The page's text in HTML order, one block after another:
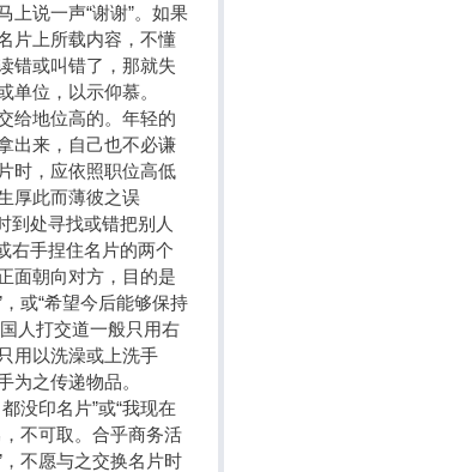
上说一声“谢谢”。如果
片上所载内容，不懂
错或叫错了，那就失
或单位，以示仰慕。
给地位高的。年轻的
出来，自己也不必谦
时，应依照职位高低
厚此而薄彼之误
处寻找或错把别人
手捏住名片的两个
面朝向对方，目的是
或“希望今后能够保持
人打交道一般只用右
用以洗澡或上洗手
手为之传递物品。
没印名片”或“我现在
不可取。合乎商务活
不愿与之交换名片时